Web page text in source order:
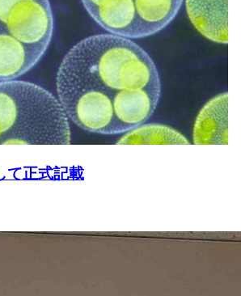
て正式記載